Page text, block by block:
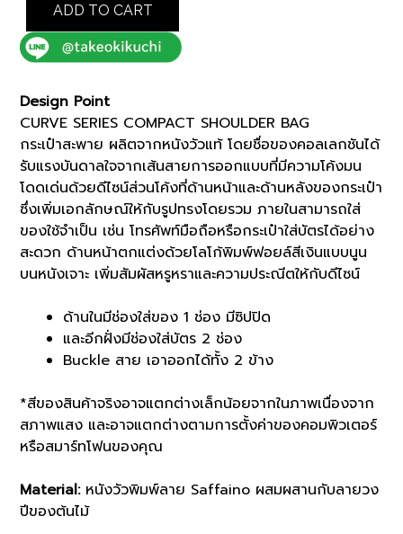
COMPACT
SHOULDER
BAG
quantity
ADD TO CART
Design Point
CURVE SERIES COMPACT SHOULDER BAG
กระเป๋าสะพาย ผลิตจากหนังวัวแท้ โดยชื่อของคอลเลกชันได้
รับแรงบันดาลใจจากเส้นสายการออกแบบที่มีความโค้งมน
โดดเด่นด้วยดีไซน์ส่วนโค้งที่ด้านหน้าและด้านหลังของกระเป๋า
ซึ่งเพิ่มเอกลักษณ์ให้กับรูปทรงโดยรวม ภายในสามารถใส่
ของใช้จำเป็น เช่น โทรศัพท์มือถือหรือกระเป๋าใส่บัตรได้อย่าง
สะดวก ด้านหน้าตกแต่งด้วยโลโก้พิมพ์ฟอยล์สีเงินแบบนูน
บนหนังเจาะ เพิ่มสัมผัสหรูหราและความประณีตให้กับดีไซน์
ด้านในมีช่องใส่ของ 1 ช่อง มีซิปปิด
และอีกฝั่งมีช่องใส่บัตร 2 ช่อง
Buckle สาย เอาออกได้ทั้ง 2 ข้าง
*สีของสินค้าจริงอาจแตกต่างเล็กน้อยจากในภาพเนื่องจาก
สภาพแสง และอาจแตกต่างตามการตั้งค่าของคอมพิวเตอร์
หรือสมาร์ทโฟนของคุณ
Material:หนังวัวพิมพ์ลาย Saffaino ผสมผสานกับลายวง
ปีของต้นไม้